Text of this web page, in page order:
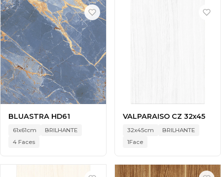
BLUASTRA HD61
61x61cm
BRILHANTE
4 Faces
VALPARAISO CZ 32x45
32x45cm
BRILHANTE
1Face